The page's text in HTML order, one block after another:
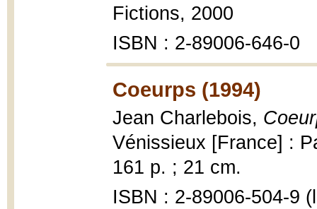
Fictions, 2000
ISBN : 2-89006-646-0
Coeurps (1994)
Jean Charlebois,
Vénissieux [France] :
161 p. ; 21 cm.
ISBN : 2-89006-504-9